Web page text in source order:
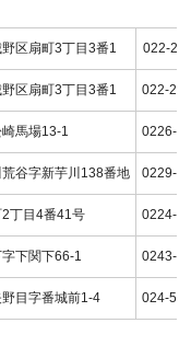
区扇町3丁目3番1 022-
区扇町3丁目3番1 022-
馬場13-1 0226-
谷字新芋川138番地 0229-
丁目4番41号 0224-
下関下66-1 0243-
目字番城前1-4 024-